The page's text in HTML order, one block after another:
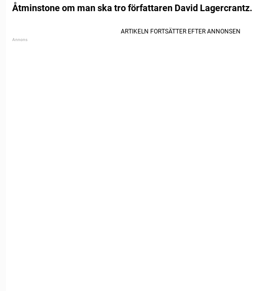
Åtminstone om man ska tro författaren David Lagercrantz.